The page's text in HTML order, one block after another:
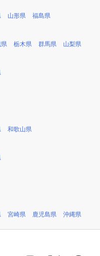
山形県 福島県
栃木県 群馬県 山梨県
和歌山県
宮崎県 鹿児島県 沖縄県